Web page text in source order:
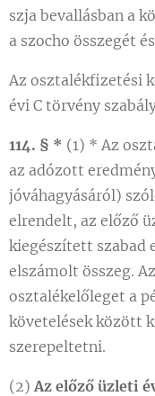
szja bevallásban a
a szocho összegét
Az osztalékfizetési
évi C törvény
114. § * (1) * Az
az adózott
jóváhagyásáról)
elrendelt, az előző
kiegészített szabad
elszámolt összeg.
osztalékelőleget a
követelések között
szerepeltetni.
(2)Az előző üzleti